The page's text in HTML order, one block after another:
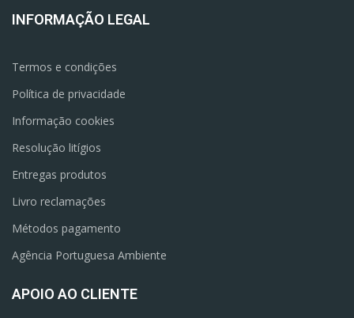
INFORMAÇÃO LEGAL
Termos e condições
Política de privacidade
Informação cookies
Resolução litígios
Entregas produtos
Livro reclamações
Métodos pagamento
Agência Portuguesa Ambiente
APOIO AO CLIENTE